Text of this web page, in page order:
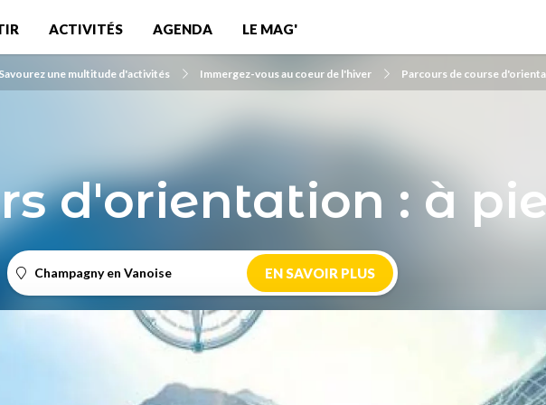
ACTIVITÉS AGENDA LE MAG'
Savourez une multitude d'activités Immergez-vous au coeur de l'hiver Parcours de course
d'orientation : à
Champagny en Vanoise EN SAVOIR PLUS